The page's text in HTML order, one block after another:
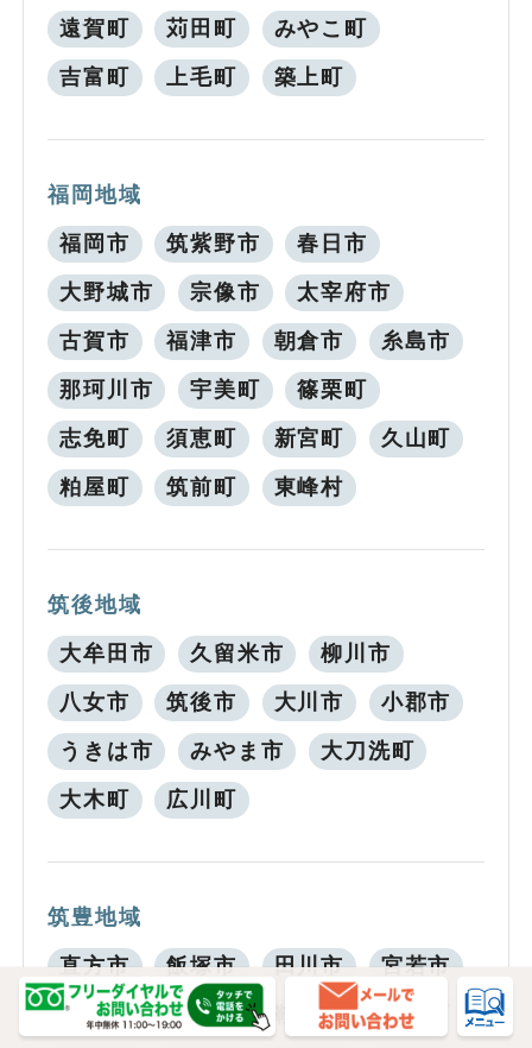
遠賀町 苅田町 みやこ町
吉富町 上毛町 築上町
福岡地域
福岡市 筑紫野市 春日市
大野城市 宗像市 太宰府市
古賀市 福津市 朝倉市 糸島市
那珂川市 宇美町 篠栗町
志免町 須恵町 新宮町 久山町
粕屋町 筑前町 東峰村
筑後地域
大牟田市 久留米市 柳川市
八女市 筑後市 大川市 小郡市
うきは市 みやま市 大刀洗町
大木町 広川町
筑豊地域
直方市 飯塚市 田川市 宮若市
嘉麻市 小竹町 鞍手町 桂川町